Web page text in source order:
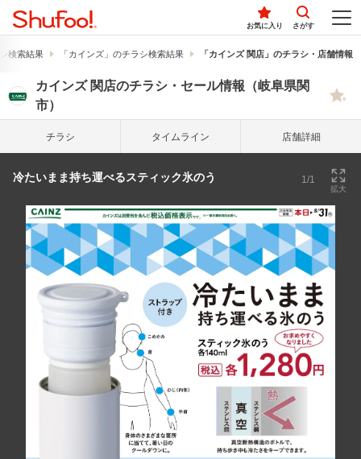
お気に入り さがす
検索結果 「カインズ」のチラシ検索結果 「カインズ 関店」のチラシ・店舗情報
カインズ 関店のチラシ・セール情報（岐阜県関
市）
チラシ タイム ライン 店舗詳細
冷たいまま持ち運べるスティック氷のう 1/1
拡大